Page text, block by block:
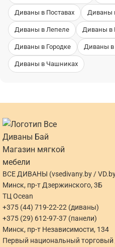
Диваны в Поставах Диваны
Диваны в Лепеле Диваны в
Диваны в Городке Диваны в
Диваны в Чашниках
ВСЕ ДИВАНЫ (vsedivany.by /
Минск, пр-т Дзержинского, 3Б
ТЦ Ocean
+375 (44) 719-22-22 (диваны)
+375 (29) 612-97-37 (панели)
Минск, пр-т Независимости, 134
Первый национальный